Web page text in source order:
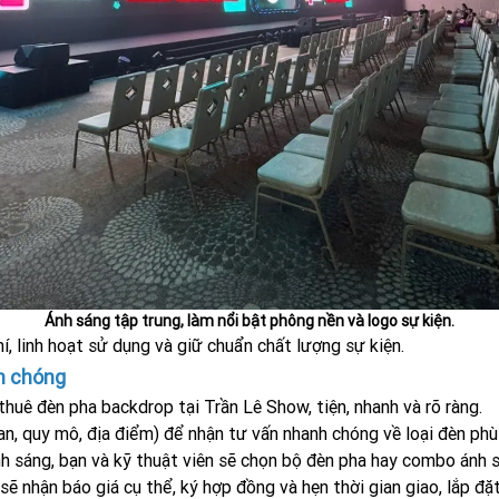
Ánh sáng tập trung, làm nổi bật phông nền và logo sự kiện.
linh hoạt sử dụng và giữ chuẩn chất lượng sự kiện.
chóng
đèn pha backdrop tại Trần Lê Show, tiện, nhanh và rõ ràng.
quy mô, địa điểm) để nhận tư vấn nhanh chóng về loại đèn
sáng, bạn và kỹ thuật viên sẽ chọn bộ đèn pha hay combo ánh
nhận báo giá cụ thể, ký hợp đồng và hẹn thời gian giao, lắp